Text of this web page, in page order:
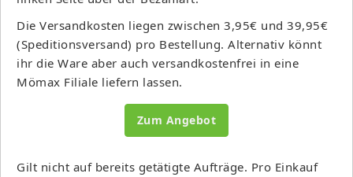
Die Versandkosten liegen zwischen 3,95€ und 39,95€
(Speditionsversand) pro Bestellung. Alternativ könnt
ihr die Ware aber auch versandkostenfrei in eine
Mömax Filiale liefern lassen.
Zum Angebot
Gilt nicht auf bereits getätigte Aufträge. Pro Einkauf